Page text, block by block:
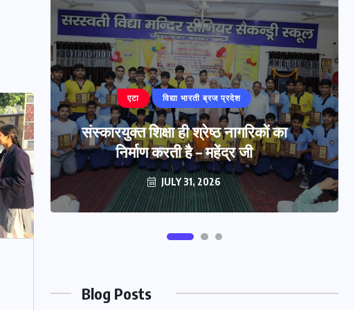
बरेली
‘प्रज्ञा प्रवाह’ हस्तलिखित पत्रिका का
विमोचन
JULY 29, 2026
Blog Posts